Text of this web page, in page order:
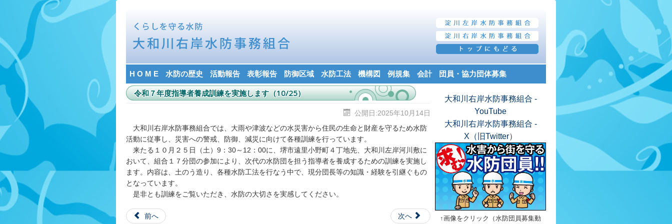
H O M E 水防の歴史 活動報告 表彰報告 防御区域 水防工法 機構図 例規集 会計 団員・協力団体募集
令和７年度指導者養成訓練を実施します（10/25）
公開日:2025年10月14日
大和川右岸水防事務組合では、大雨や津波などの水災害から住民の生命と財産を守るため水防
活動に従事し、災害への警戒、防御、減災に向けて各種訓練を行っています。
来たる１０月２５日（土）9：30～12：00に、堺市遠里小野町４丁地先、大和川左岸河川敷に
おいて、組合１７分団の参加により、次代の水防団を担う指導者を養成するための訓練を実施し
ます。内容は、土のう造り、各種水防工法を行なう中で、現分団長等の知識・経験を引継ぐもの
となっています。
是非とも訓練をご覧いただき、水防の大切さを実感してください。
前へ 次へ
大和川右岸水防事務組合 -
YouTube
大和川右岸水防事務組合 -
X（旧Twitter）
↑画像をクリック（水防団員募集動